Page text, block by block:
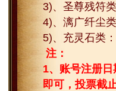
3)、圣尊残符
4)、漓广纤尘
5)、充灵石类
注：
1、账号注册
即可，投票截